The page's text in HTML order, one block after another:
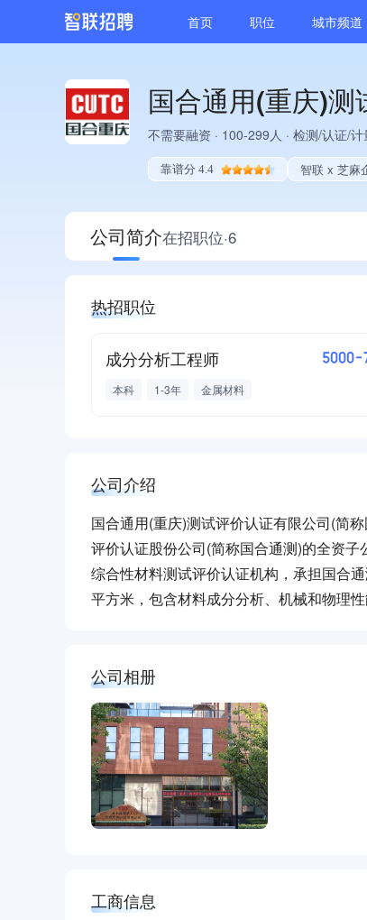
首页 职位 城市频道
国合通用(重庆)测
不需要融资 · 100-299人 · 检测/认证/计
靠谱分 4.4 智联 x 芝麻
公司简介在招职位·6
热招职位
成分分析工程师 5000-
本科 1-3年 金属材料
公司介绍
国合通用(重庆)测试评价认证有限公司(简
评价认证股份公司(简称国合通测)的全资
综合性材料测试评价认证机构，承担国合
平方米，包含材料成分分析、机械和物理
公司相册
工商信息